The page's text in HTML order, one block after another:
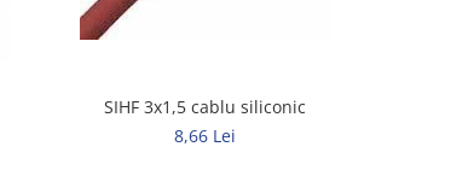
SIHF 3x1,5 cablu siliconic
8,66 Lei